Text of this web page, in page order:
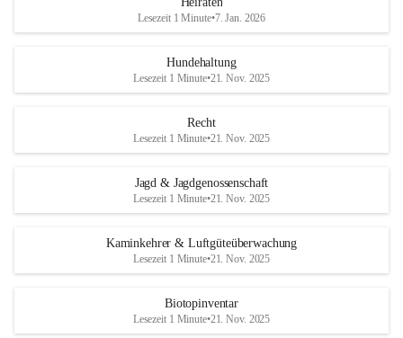
Lesezeit 1 Minute•7. Jan. 2026
Hundehaltung
Lesezeit 1 Minute•21. Nov. 2025
Recht
Lesezeit 1 Minute•21. Nov. 2025
Jagd & Jagdgenossenschaft
Lesezeit 1 Minute•21. Nov. 2025
Kaminkehrer & Luftgüteüberwachung
Lesezeit 1 Minute•21. Nov. 2025
Biotopinventar
Lesezeit 1 Minute•21. Nov. 2025